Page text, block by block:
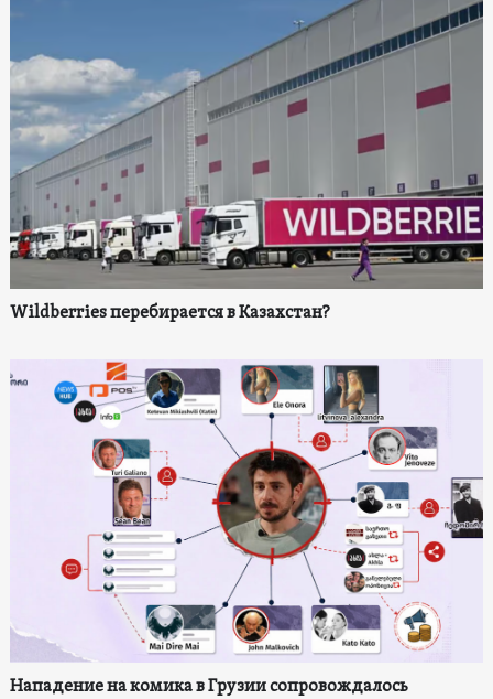
Wildberries перебирается в Казахстан?
Нападение на комика в Грузии сопровождалось